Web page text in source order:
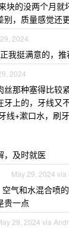
块的没两个月
别，质量感觉还
2024
我挺满意的，推
2024
丝那种塞得比较
牙上的，牙线又
线+漱口水，刷
，及时就医
May 29, 2024 via
气和水混合喷
贵一点
29, 2024 via